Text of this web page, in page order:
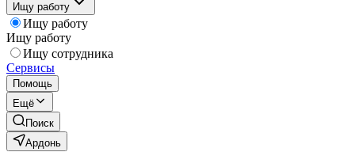
Ищу работу
Ищу работу
Ищу работу
Ищу сотрудника
Сервисы
Помощь
Ещё
Поиск
Ардонь